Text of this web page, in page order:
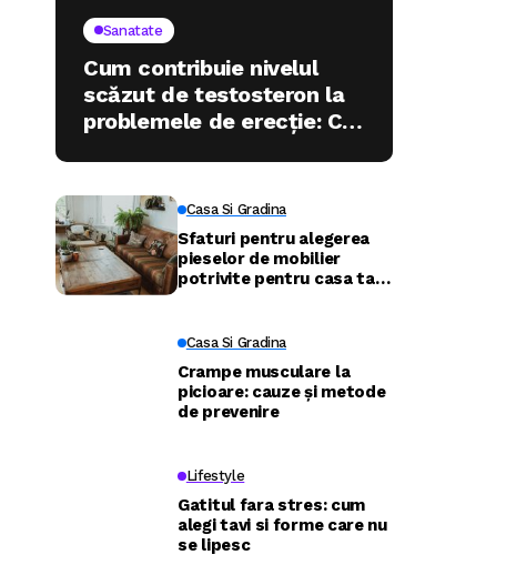
Sanatate
Cum contribuie nivelul
scăzut de testosteron la
problemele de erecție: Ce
Casa Si Gradina
Sfaturi pentru alegerea
pieselor de mobilier
potrivite pentru casa ta –
Casa Si Gradina
Crampe musculare la
picioare: cauze și metode
de prevenire
Lifestyle
Gatitul fara stres: cum
alegi tavi si forme care nu
se lipesc